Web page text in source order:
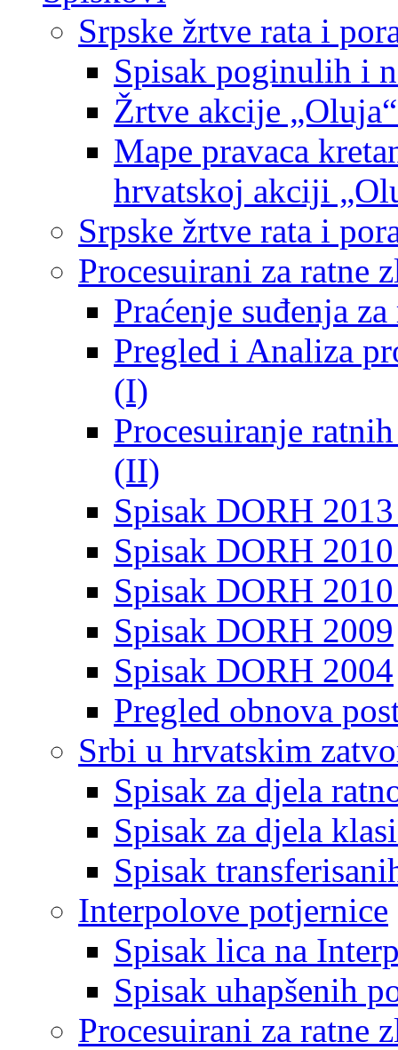
Srpske žrtve rata i
Spisak poginulih i
Žrtve akcije
Mape pravaca
hrvatskoj akciji
Srpske žrtve rata i
Procesuirani za ratne
Praćenje suđenja
Pregled i Analiza
(I)
Procesuiranje
(II)
Spisak DORH
Spisak DORH
Spisak DORH
Spisak DORH 2009
Spisak DORH 2004
Pregled obnova
Srbi u hrvatskim
Spisak za djela
Spisak za djela
Spisak
Interpolove potjernice
Spisak lica na
Spisak uhapšenih
Procesuirani za ratne